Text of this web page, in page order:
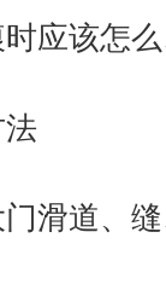
时应该怎
门滑道、